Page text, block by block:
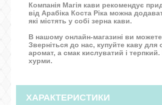
Компанія Магія кави рекомендує
від Арабіка Коста Ріка можна
які містять у собі зерна кави.
В нашому онлайн-магазині ви
Зверніться до нас, купуйте каву
аромат, а смак кислуватий і
хурми.
ХАРАКТЕРИСТИКИ